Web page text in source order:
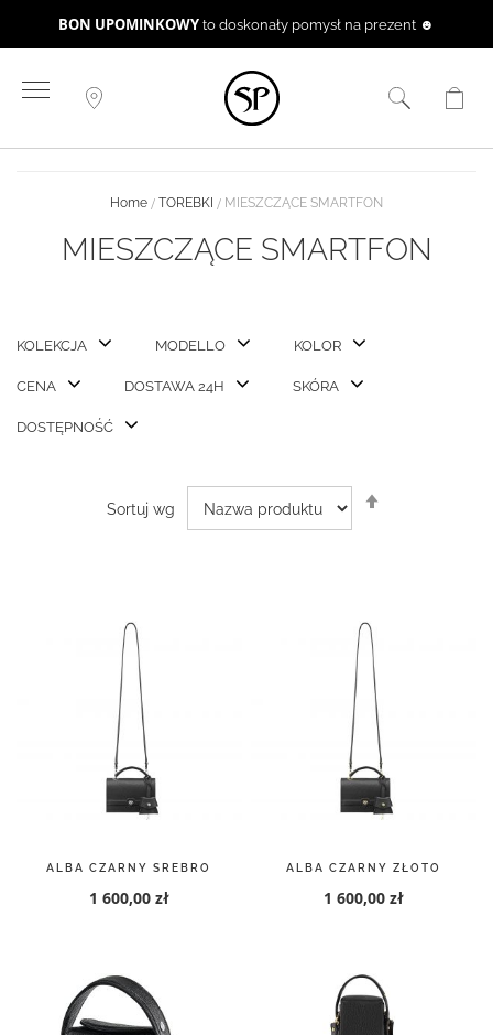
BON UPOMINKOWY to doskonały pomysł na prezent ☻
do
treści
Home TOREBKI MIESZCZĄCE SMARTFON
MIESZCZĄCE SMARTFON
KOLEKCJA MODELLO KOLOR
CENA DOSTAWA 24H SKÓRA
DOSTĘPNOŚĆ
Sortuj wg
ALBA CZARNY SREBRO
1 600,00 zł
ALBA CZARNY ZŁOTO
1 600,00 zł